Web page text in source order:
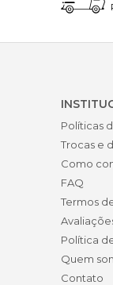
Políticas
Trocas e
Como
FAQ
Termos
Política
Quem
Contato